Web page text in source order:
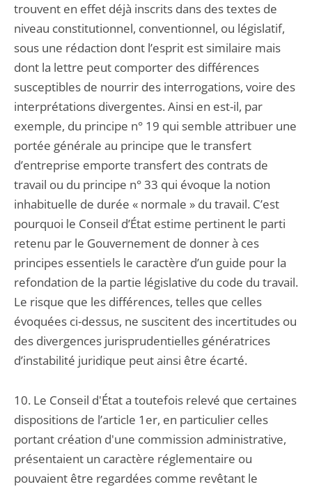
trouvent en effet déjà inscrits dans des textes de
niveau constitutionnel, conventionnel, ou législatif,
sous une rédaction dont l’esprit est similaire mais
dont la lettre peut comporter des différences
susceptibles de nourrir des interrogations, voire des
interprétations divergentes. Ainsi en est-il, par
exemple, du principe n° 19 qui semble attribuer une
portée générale au principe que le transfert
d’entreprise emporte transfert des contrats de
travail ou du principe n° 33 qui évoque la notion
inhabituelle de durée « normale » du travail. C’est
pourquoi le Conseil d’État estime pertinent le parti
retenu par le Gouvernement de donner à ces
principes essentiels le caractère d’un guide pour la
refondation de la partie législative du code du travail.
Le risque que les différences, telles que celles
évoquées ci-dessus, ne suscitent des incertitudes ou
des divergences jurisprudentielles génératrices
d’instabilité juridique peut ainsi être écarté.
10. Le Conseil d'État a toutefois relevé que certaines
dispositions de l’article 1er, en particulier celles
portant création d'une commission administrative,
présentaient un caractère réglementaire ou
pouvaient être regardées comme revêtant le